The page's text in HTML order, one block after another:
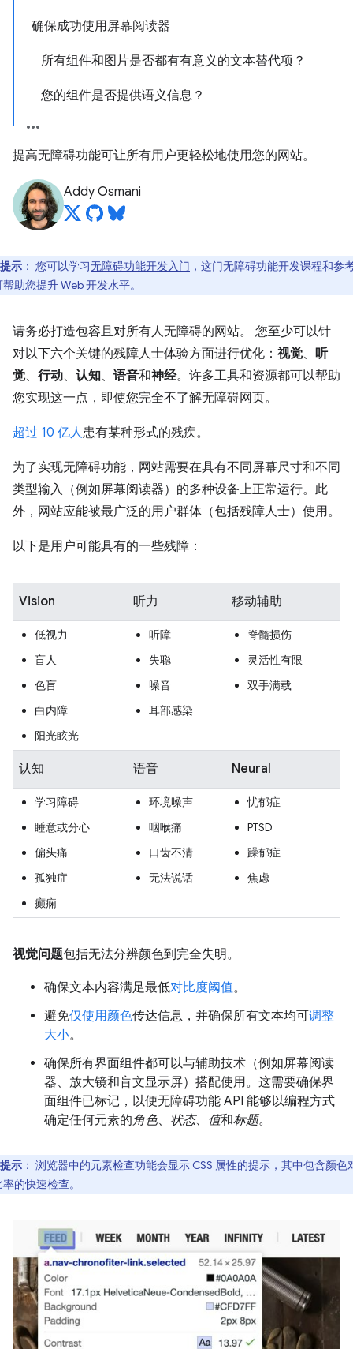
确保成功使用屏幕阅读器
所有组件和图片是否都有有意义的文本替代项？
您的组件是否提供语义信息？
提高无障碍功能可让所有用户更轻松地使用您的网站。
Addy Osmani
提示 ： 您可以学习无障碍功能开发入门 ，这门无障碍功能开发课程和参
助您提升 Web 开发水平。
请务必打造包容且对所有人无障碍的网站。 您至少可以针
对以下六个关键的残障人士体验方面进行优化： 视觉、 听
觉、 行动、 认知、 语音和神经。许多工具和资源都可以帮助
您实现这一点，即使您完全不了解无障碍网页。
超过 10 亿人患有某种形式的残疾。
为了实现无障碍功能，网站需要在具有不同屏幕尺寸和不同
类型输入（例如屏幕阅读器）的多种设备上正常运行。此
外，网站应能被最广泛的用户群体（包括残障人士）使用。
以下是用户可能具有的一些残障：
Vision 听力 移动辅助
低视力
盲人
色盲
白内障
阳光眩光
听障
失聪
噪音
耳部感染
脊髓损伤
灵活性有限
双手满载
认知 语音 Neural
学习障碍
睡意或分心
偏头痛
孤独症
癫痫
环境噪声
咽喉痛
口齿不清
无法说话
忧郁症
PTSD
躁郁症
焦虑
视觉问题包括无法分辨颜色到完全失明。
确保文本内容满足最低对比度阈值。
避免仅使用颜色传达信息，并确保所有文本均可调整
大小。
确保所有界面组件都可以与辅助技术（例如屏幕阅读
器、放大镜和盲文显示屏）搭配使用。这需要确保界
面组件已标记，以便无障碍功能 API 能够以编程方式
确定任何元素的角色、 状态、 值和标题。
提示 ： 浏览器中的元素检查功能会显示 CSS 属性的提示，其中包含颜色
的快速检查。